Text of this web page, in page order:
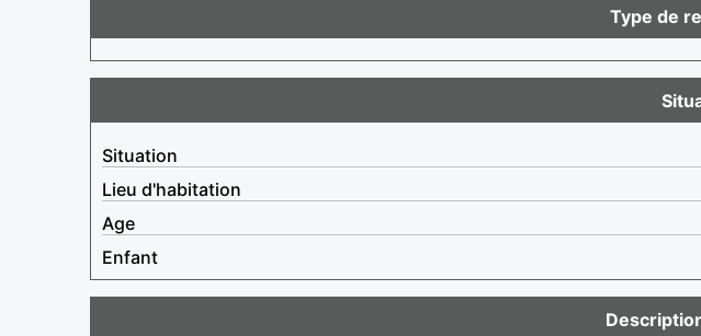
Type de
Situation
Lieu d'habitation
Age
Enfant